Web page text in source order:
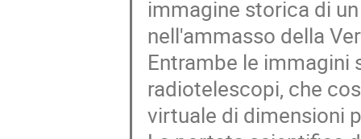
immagine storica di
nell'ammasso della
Entrambe le immagini
radiotelescopi, che
virtuale di dimensioni